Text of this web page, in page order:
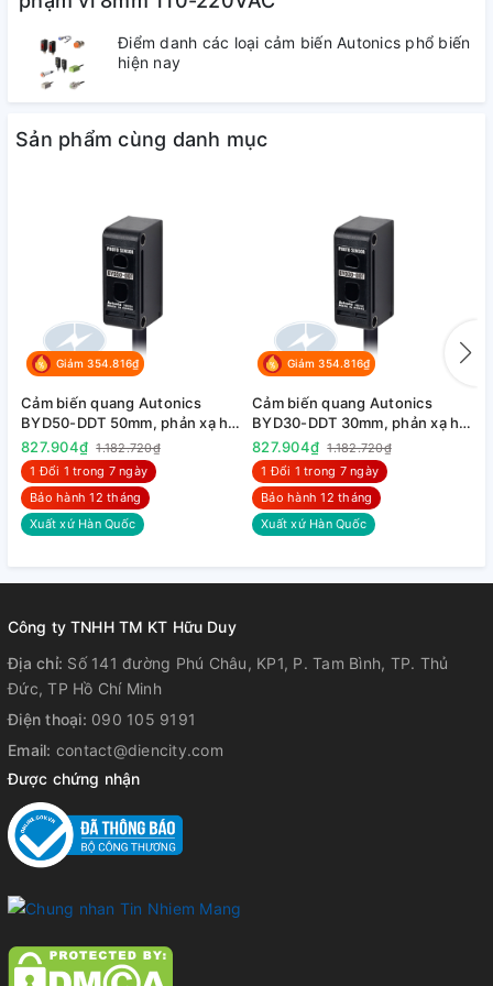
3. Tài liệu tham khảo :
Tải CatalogĐiểm danh các loại cảm biến Autonics phổ biến
hiện nay
Sản phẩm cùng danh mục
Giảm 354.816₫
Cảm biến quang Autonics
BYD50-DDT 50mm, phản xạ hội
tụ, 12-24VDC
827.904₫ 1.182.720₫
1 Đổi 1 trong 7 ngày
Bảo hành 12 tháng
Xuất xứ Hàn Quốc
Giảm 354.816₫
Cảm biến quang Autonics
BYD30-DDT 30mm, phản xạ hội
tụ, 12-24VDC
827.904₫ 1.182.720₫
1 Đổi 1 trong 7 ngày
Bảo hành 12 tháng
Xuất xứ Hàn Quốc
Công ty TNHH TM KT Hữu Duy
Địa chỉ: Số 141 đường Phú Châu, KP1, P. Tam Bình, TP. Thủ
Đức, TP Hồ Chí Minh
Điện thoại: 090 105 9191
Email: contact@diencity.com
Được chứng nhận